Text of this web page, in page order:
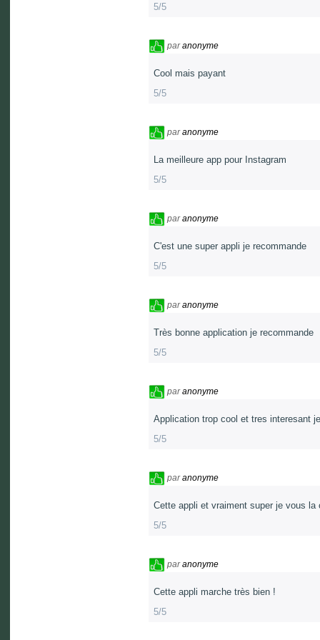
5/5
paranonyme
Cool mais payant
5/5
paranonyme
La meilleure app pour Instagram
5/5
paranonyme
C'est une super appli je recommande
5/5
paranonyme
Très bonne application je recommande
5/5
paranonyme
Application trop cool et tres interesant
5/5
paranonyme
Cette appli et vraiment super je vous la
5/5
paranonyme
Cette appli marche très bien !
5/5